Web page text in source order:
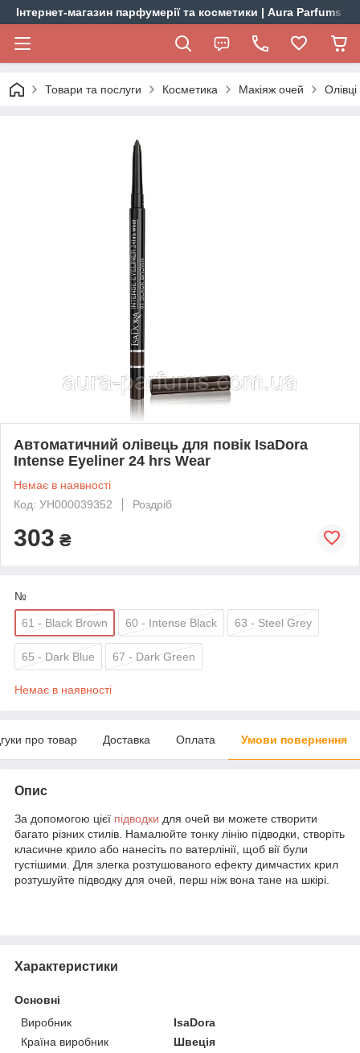
Інтернет-магазин парфумерії та косметики | Aura Parfums
Товари та послуги Косметика Макіяж очей
Автоматичний олівець для повік IsaDora
Intense Eyeliner 24 hrs Wear
Немає в наявності
Код: УН000039352
Роздріб
303 ₴
№
61 - Black Brown 60 - Intense Black 63 - Steel Grey
65 - Dark Blue 67 - Dark Green
Немає в наявності
про товар Доставка Оплата Умови повернення
Опис
За допомогою цієї підводки для очей ви можете створити
багато різних стилів. Намалюйте тонку лінію підводки, створіть
класичне крило або нанесіть по ватерлінії, щоб вії були
густішими. Для злегка розтушованого ефекту димчастих крил
розтушуйте підводку для очей, перш ніж вона тане на шкірі.
Характеристики
Основні
Виробник
IsaDora
Країна виробник
Швеція